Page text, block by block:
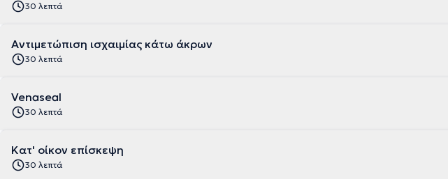
30 λεπτά
Αντιμετώπιση ισχαιμίας κάτω άκρων
30 λεπτά
Venaseal
30 λεπτά
Κατ' οίκον επίσκεψη
30 λεπτά